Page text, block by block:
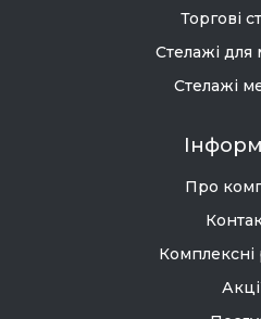
Торгові
Стелажі для
Стелажі
Про
Комплексні